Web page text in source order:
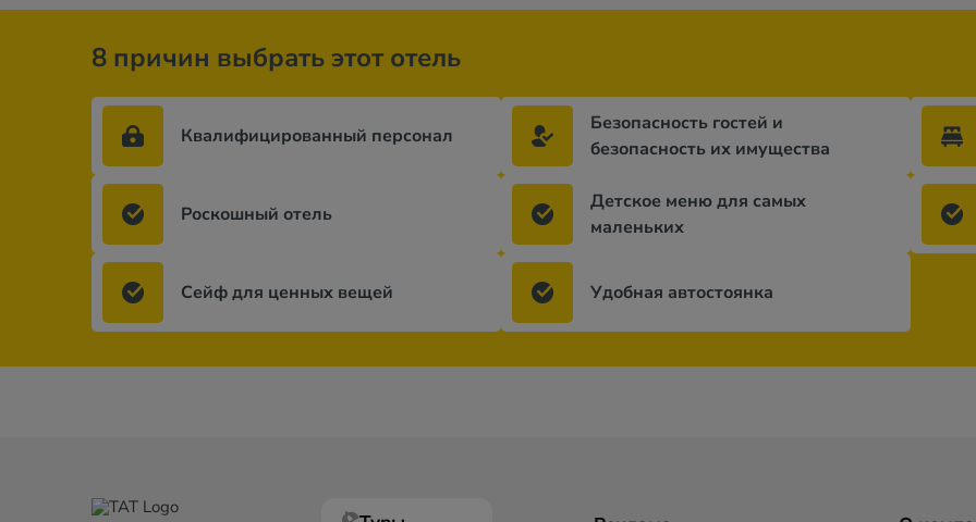
8 причин выбрать этот отель
Квалифицированный персонал
Безопасность гостей и
безопасность их имущества
Роскошный отель
Детское меню для самых
маленьких
Сейф для ценных вещей Удобная автостоянка